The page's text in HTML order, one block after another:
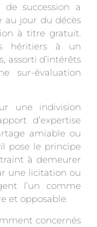
succession a
au jour du décès
à titre gratuit.
héritiers à un
assorti d’intérêts
sur-évaluation
une indivision
d’expertise
amiable ou
pose le principe
à demeurer
une licitation ou
l’un comme
et opposable.
concernés